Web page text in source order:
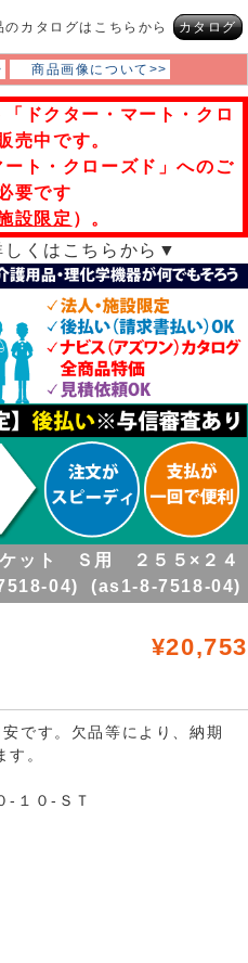
のカタログはこちらから カタログ
商品画像について>>
ドクター・マート・クロ
売中です。
ト・クローズド」へのご
要です
設限定 ）。
くはこちらから▼
ット Ｓ用 ２５５×２４
04) (as1-8-7518-04)
¥20,753
です。欠品等により、納期
。
-１０-ＳＴ